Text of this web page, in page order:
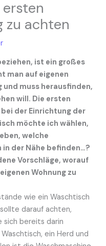
zu achten
ist ein großes
man auf eigenen
und muss herausfinden,
will. Die ersten
der Einrichtung der
möchte ich wählen,
welche
der Nähe befinden…?
Vorschläge, worauf
Wohnung zu
wie ein Waschtisch
darauf achten,
sich bereits darin
ein Herd und